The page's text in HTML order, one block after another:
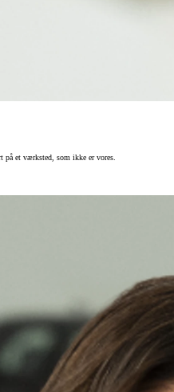
Den nye Yaris
Kommer snart
på et værksted, som ikke er vores.